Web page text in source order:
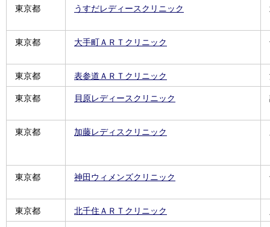
東京都 うすだレディースクリニック
東京都 大手町ＡＲＴクリニック
東京都 表参道ＡＲＴクリニック
東京都 貝原レディースクリニック
東京都 加藤レディスクリニック
東京都 神田ウィメンズクリニック
東京都 北千住ＡＲＴクリニック